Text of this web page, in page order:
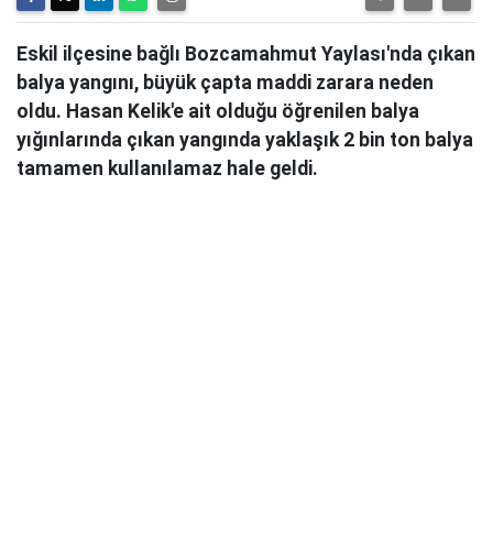
Eskil ilçesine bağlı Bozcamahmut Yaylası'nda çıkan
balya yangını, büyük çapta maddi zarara neden
oldu. Hasan Kelik'e ait olduğu öğrenilen balya
yığınlarında çıkan yangında yaklaşık 2 bin ton balya
tamamen kullanılamaz hale geldi.